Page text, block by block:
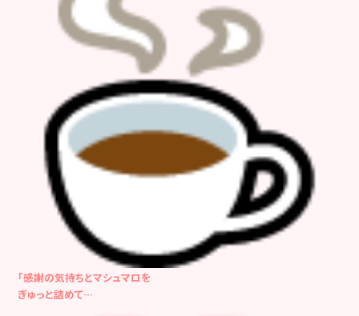
「感謝の気持ちとマシュマロを
ぎゅっと詰めて…